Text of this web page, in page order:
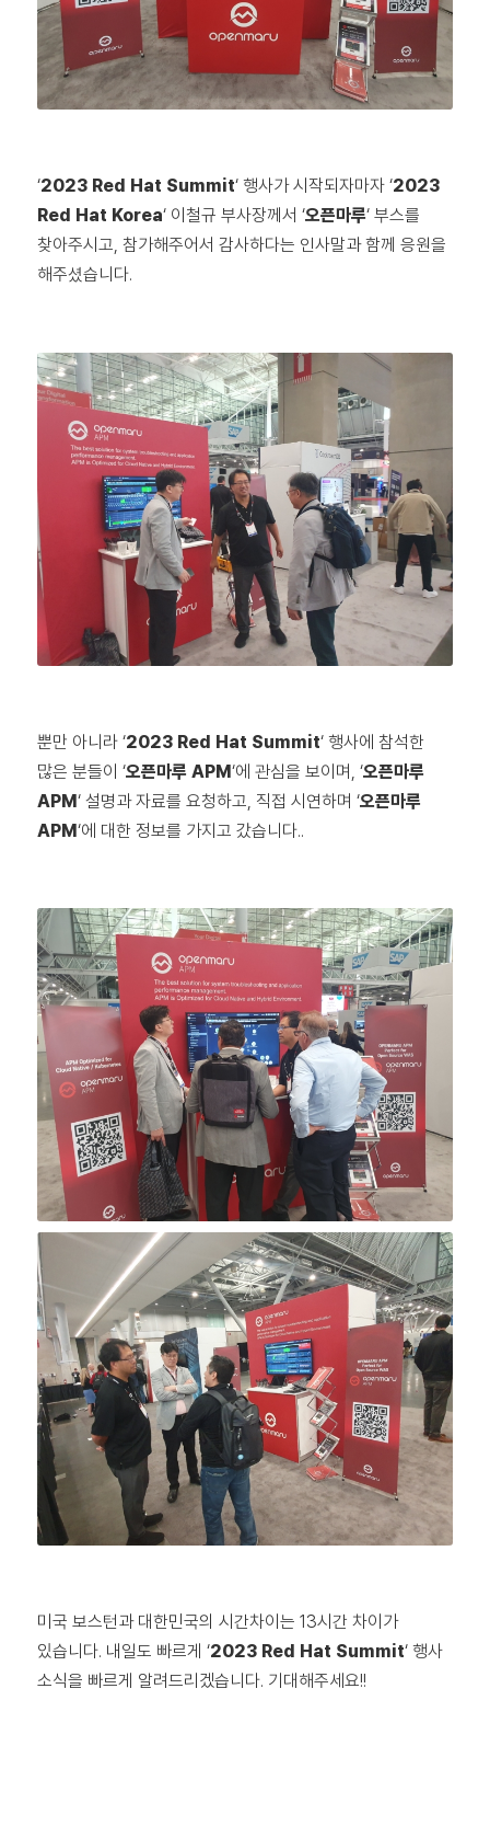
‘2023 Red Hat Summit‘ 행사가 시작되자마자 ‘2023
Red Hat Korea‘ 이철규 부사장께서 ‘오픈마루‘ 부스를
찾아주시고, 참가해주어서 감사하다는 인사말과 함께 응원을
해주셨습니다.
뿐만 아니라 ‘2023 Red Hat Summit‘ 행사에 참석한
많은 분들이 ‘오픈마루 APM‘에 관심을 보이며, ‘오픈마루
APM‘ 설명과 자료를 요청하고, 직접 시연하며 ‘오픈마루
APM‘에 대한 정보를 가지고 갔습니다..
미국 보스턴과 대한민국의 시간차이는 13시간 차이가
있습니다. 내일도 빠르게 ‘2023 Red Hat Summit‘ 행사
소식을 빠르게 알려드리겠습니다. 기대해주세요!!